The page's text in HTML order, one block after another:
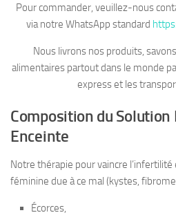
Pour commander, veuillez-nous
via notre WhatsApp standard
Nous livrons nos produits,
alimentaires partout dans le monde
express et les
Composition du Solution
Enceinte
Notre thérapie pour vaincre l’infertilité
féminine due à ce mal (kystes,
Écorces,